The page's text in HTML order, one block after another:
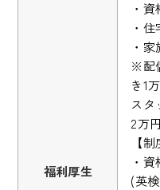
福利厚生
・
・
・
※配
き1
スタ
2万
【制
・
(英